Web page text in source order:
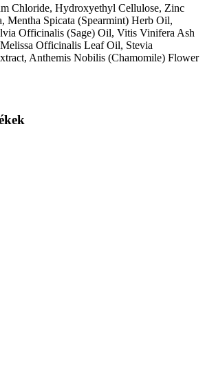
Chloride, Hydroxyethyl Cellulose, Zinc
Mentha Spicata (Spearmint) Herb Oil,
Officinalis (Sage) Oil, Vitis Vinifera Ash
Officinalis Leaf Oil, Stevia
Anthemis Nobilis (Chamomile) Flower